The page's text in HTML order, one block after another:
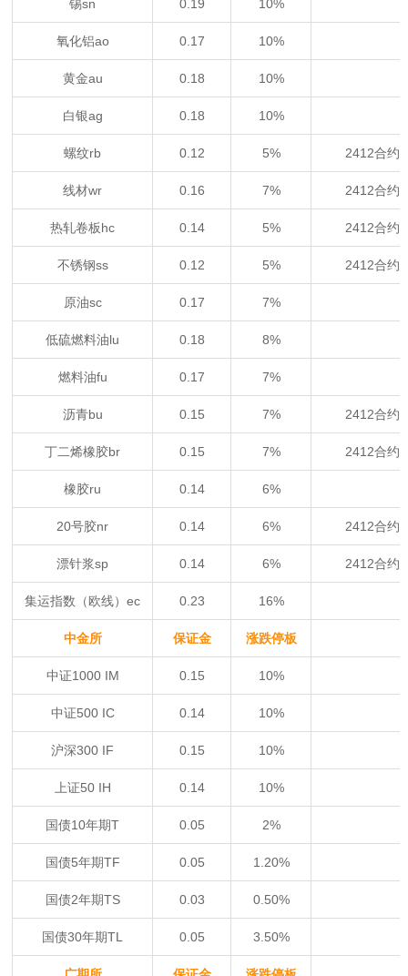
锡sn 0.19 10%
氧化铝ao 0.17 10%
黄金au 0.18 10%
白银ag 0.18 10%
螺纹rb 0.12 5% 2412合约
线材wr 0.16 7% 2412合约
热轧卷板hc 0.14 5% 2412合约
不锈钢ss 0.12 5% 2412合约
原油sc 0.17 7%
低硫燃料油lu 0.18 8%
燃料油fu 0.17 7%
沥青bu 0.15 7% 2412合约
丁二烯橡胶br 0.15 7% 2412合约
橡胶ru 0.14 6%
20号胶nr 0.14 6% 2412合约
漂针浆sp 0.14 6% 2412合约
集运指数（欧线）ec 0.23 16%
中金所 保证金 涨跌停板
中证1000 IM 0.15 10%
中证500 IC 0.14 10%
沪深300 IF 0.15 10%
上证50 IH 0.14 10%
国债10年期T 0.05 2%
国债5年期TF 0.05 1.20%
国债2年期TS 0.03 0.50%
国债30年期TL 0.05 3.50%